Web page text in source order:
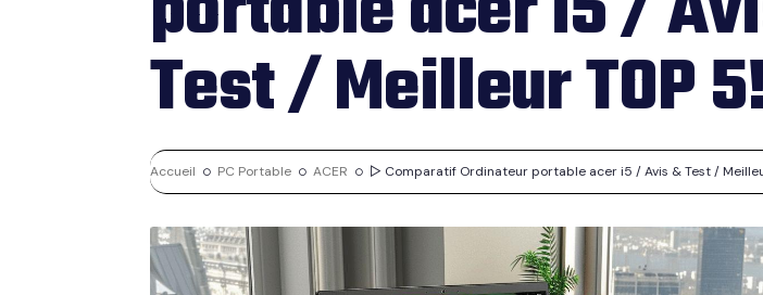
Test / Meilleur TOP
Accueil PC Portable ACER ▷ Comparatif Ordinateur portable acer i5 / Avis & Test /